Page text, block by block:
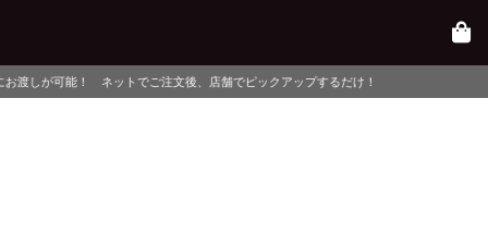
ご注文後、店舗でピックアップするだけ！